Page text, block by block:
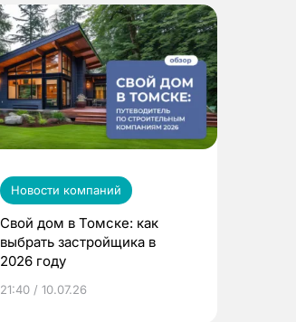
Новости компаний
Свой дом в Томске: как
выбрать застройщика в
2026 году
21:40 / 10.07.26